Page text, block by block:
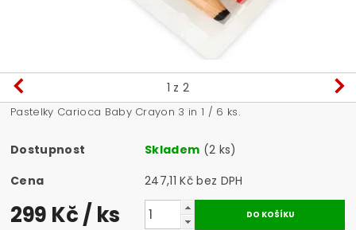
1 z 2
Pastelky Carioca Baby Crayon 3 in 1 / 6 ks.
Dostupnost Skladem (2 ks)
Cena
247,11 Kč bez DPH
299 Kč/ ks